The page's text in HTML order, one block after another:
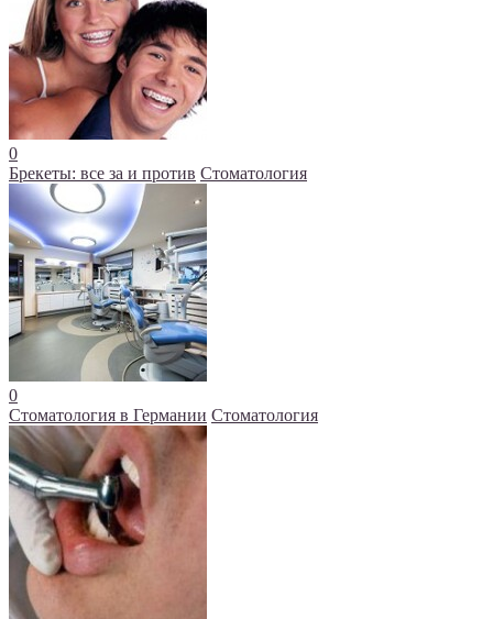
0
Брекеты: все за и против Стоматология
0
Стоматология в Германии Стоматология